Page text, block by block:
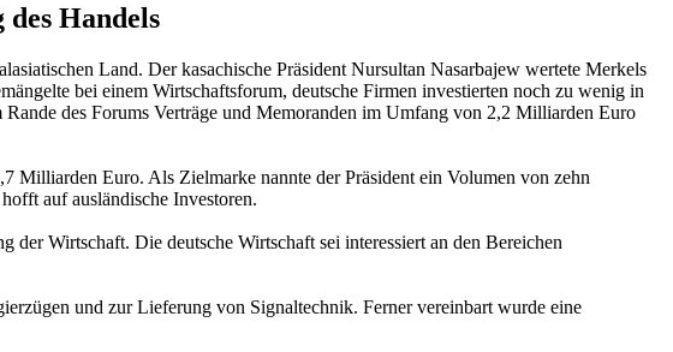
Handels
Land. Der kasachische Präsident Nursultan Nasarbajew wertete Merkels
bei einem Wirtschaftsforum, deutsche Firmen investierten noch zu wenig in
des Forums Verträge und Memoranden im Umfang von 2,2 Milliarden Euro
Milliarden Euro. Als Zielmarke nannte der Präsident ein Volumen von zehn
auf ausländische Investoren.
Wirtschaft. Die deutsche Wirtschaft sei interessiert an den Bereichen
und zur Lieferung von Signaltechnik. Ferner vereinbart wurde eine